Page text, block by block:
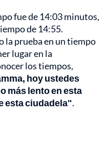
fue de 14:03 minutos,
de 14:55.
la prueba en un tiempo
lugar en la
los tiempos,
hoy ustedes
más lento en esta
esta ciudadela".